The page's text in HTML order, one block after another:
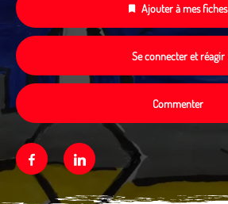
Ajouter à mes fiches
Se connecter et réagir
Commenter
FacebookLinkedin